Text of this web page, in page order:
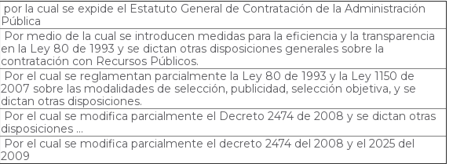
por la cual se expide el Estatuto General de Contratación de la Administración
Pública
Por medio de la cual se introducen medidas para la eficiencia y la transparencia
en la Ley 80 de 1993 y se dictan otras disposiciones generales sobre la
contratación con Recursos Públicos.
Por el cual se reglamentan parcialmente la Ley 80 de 1993 y la Ley 1150 de
2007 sobre las modalidades de selección, publicidad, selección objetiva, y se
dictan otras disposiciones.
Por el cual se modifica parcialmente el Decreto 2474 de 2008 y se dictan otras
disposiciones ...
Por el cual se modifica parcialmente el decreto 2474 del 2008 y el 2025 del
2009